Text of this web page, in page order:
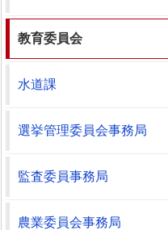
教育委員会
水道課
選挙管理委員会事務局
監査委員事務局
農業委員会事務局